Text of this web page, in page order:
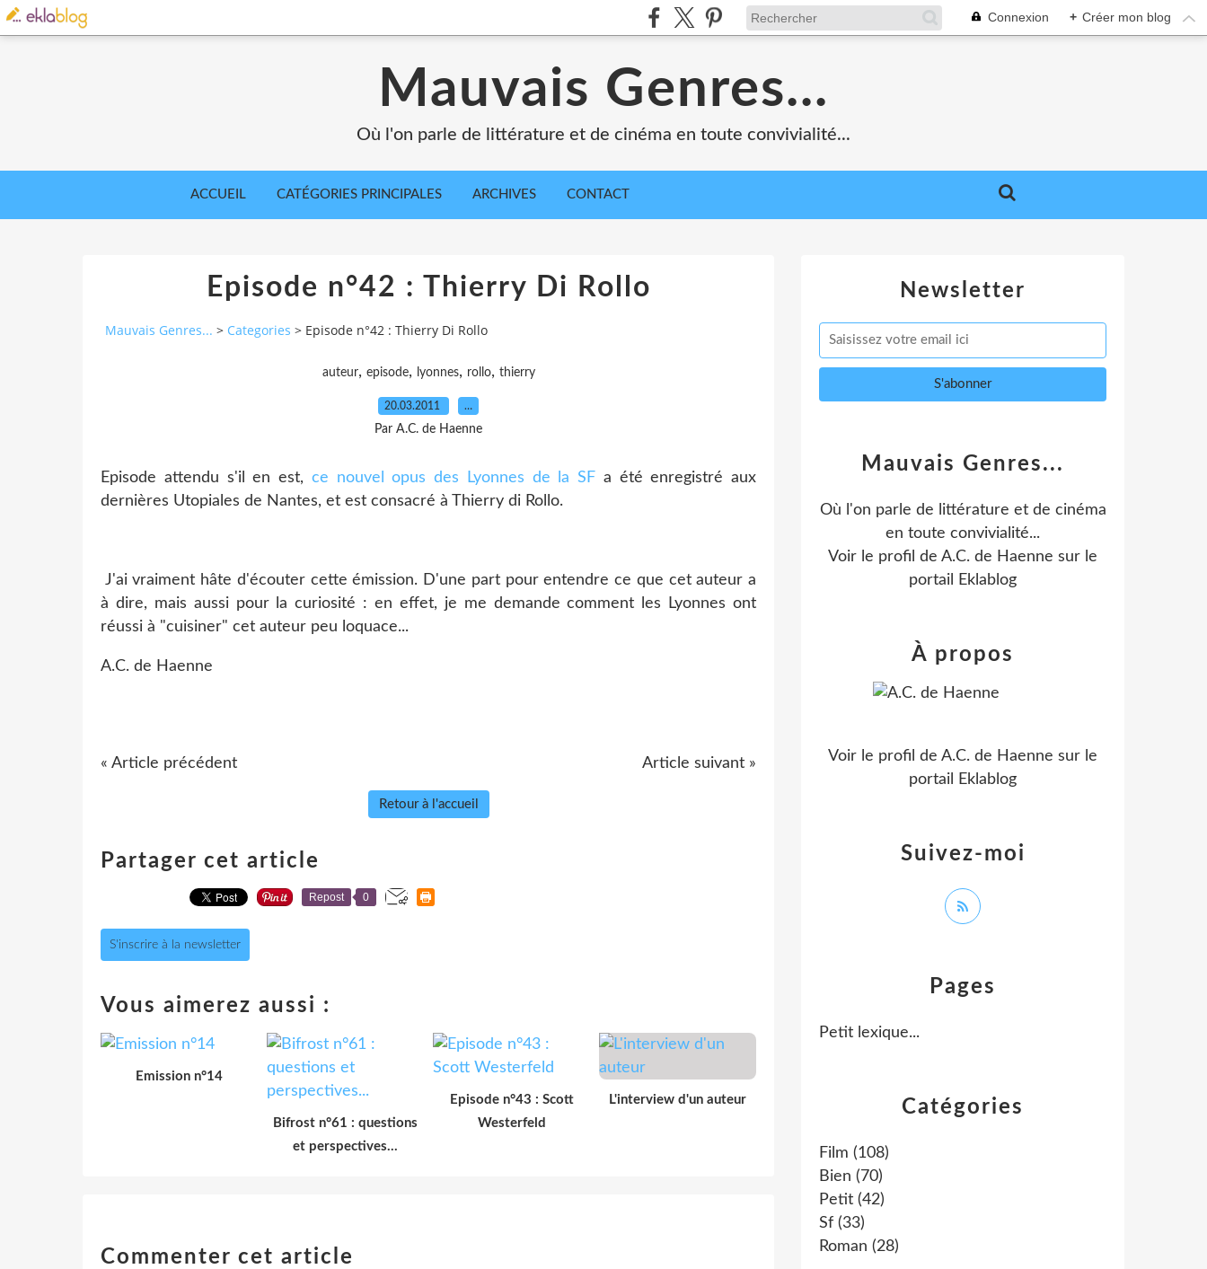
Connexion + Créer mon blog
Mauvais Genres...
Où l'on parle de littérature et de cinéma en toute convivialité...
ACCUEIL CATÉGORIES PRINCIPALES ARCHIVES CONTACT
Episode n°42 : Thierry Di Rollo
Mauvais Genres... > Categories > Episode n°42 : Thierry Di Rollo
auteur, episode, lyonnes, rollo, thierry
20.03.2011 …
Par A.C. de Haenne
Episode attendu s'il en est, ce nouvel opus des Lyonnes de la SF a été enregistré aux
dernières Utopiales de Nantes, et est consacré à Thierry di Rollo.
J'ai vraiment hâte d'écouter cette émission. D'une part pour entendre ce que cet auteur a
à dire, mais aussi pour la curiosité : en effet, je me demande comment les Lyonnes ont
réussi à "cuisiner" cet auteur peu loquace...
A.C. de Haenne
« Article précédent Article suivant »
Retour à l'accueil
Partager cet article
Repost 0
S'inscrire à la newsletter
Vous aimerez aussi :
Emission n°14
Bifrost n°61 : questions
et perspectives...
Episode n°43 : Scott
Westerfeld
L'interview d'un auteur
Commenter cet article
Newsletter
Catégories
Film (108)
Bien (70)
Petit (42)
Sf (33)
Roman (28)
Pages
Petit lexique...
Mauvais Genres...
Où l'on parle de littérature et de cinéma
en toute convivialité...
Voir le profil de A.C. de Haenne sur le
portail Eklablog
Suivez-moi
À propos
Voir le profil de A.C. de Haenne sur le
portail Eklablog